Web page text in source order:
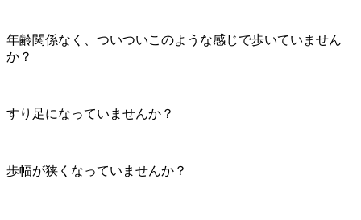
年齢関係なく、ついついこのような感じで歩いていません
か？
すり足になっていませんか？
歩幅が狭くなっていませんか？